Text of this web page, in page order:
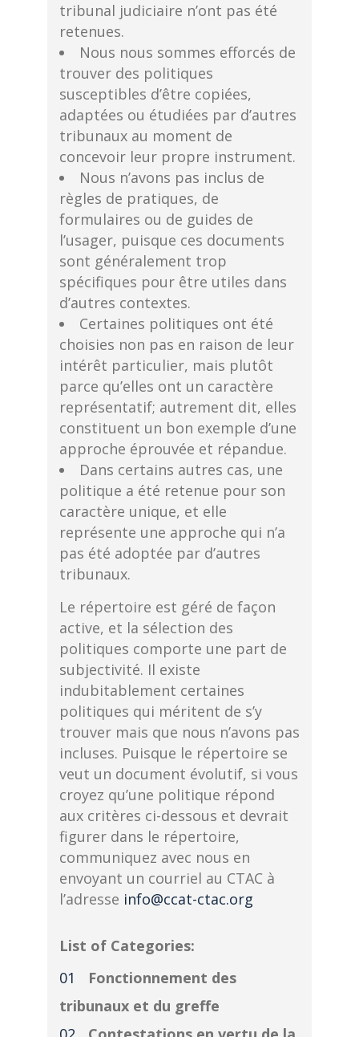
tribunal judiciaire n’ont pas été
retenues.
Nous nous sommes efforcés de
trouver des politiques
susceptibles d’être copiées,
adaptées ou étudiées par d’autres
tribunaux au moment de
concevoir leur propre instrument.
Nous n’avons pas inclus de
règles de pratiques, de
formulaires ou de guides de
l’usager, puisque ces documents
sont généralement trop
spécifiques pour être utiles dans
d’autres contextes.
Certaines politiques ont été
choisies non pas en raison de leur
intérêt particulier, mais plutôt
parce qu’elles ont un caractère
représentatif; autrement dit, elles
constituent un bon exemple d’une
approche éprouvée et répandue.
Dans certains autres cas, une
politique a été retenue pour son
caractère unique, et elle
représente une approche qui n’a
pas été adoptée par d’autres
tribunaux.
Le répertoire est géré de façon
active, et la sélection des
politiques comporte une part de
subjectivité. Il existe
indubitablement certaines
politiques qui méritent de s’y
trouver mais que nous n’avons pas
incluses. Puisque le répertoire se
veut un document évolutif, si vous
croyez qu’une politique répond
aux critères ci-dessous et devrait
figurer dans le répertoire,
communiquez avec nous en
envoyant un courriel au CTAC à
l’adresse info@ccat-ctac.org
List of Categories:
Fonctionnement des
tribunaux et du greffe